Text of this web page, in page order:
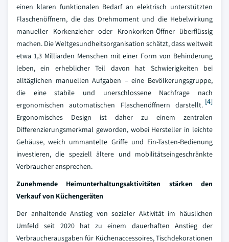
einen klaren funktionalen Bedarf an elektrisch unterstützten
Flaschenöffnern, die das Drehmoment und die Hebelwirkung
manueller Korkenzieher oder Kronkorken-Öffner überflüssig
machen. Die Weltgesundheitsorganisation schätzt, dass weltweit
etwa 1,3 Milliarden Menschen mit einer Form von Behinderung
leben, ein erheblicher Teil davon hat Schwierigkeiten bei
alltäglichen manuellen Aufgaben – eine Bevölkerungsgruppe,
die eine stabile und unerschlossene Nachfrage nach
ergonomischen automatischen Flaschenöffnern darstellt. [4]
Ergonomisches Design ist daher zu einem zentralen
Differenzierungsmerkmal geworden, wobei Hersteller in leichte
Gehäuse, weich ummantelte Griffe und Ein-Tasten-Bedienung
investieren, die speziell ältere und mobilitätseingeschränkte
Verbraucher ansprechen.
Zunehmende Heimunterhaltungsaktivitäten stärken den
Verkauf von Küchengeräten
Der anhaltende Anstieg von sozialer Aktivität im häuslichen
Umfeld seit 2020 hat zu einem dauerhaften Anstieg der
Verbraucherausgaben für Küchenaccessoires, Tischdekorationen